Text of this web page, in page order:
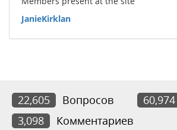
JanieKirklan
22,605 Вопросов 60,974
3,098
Комментариев